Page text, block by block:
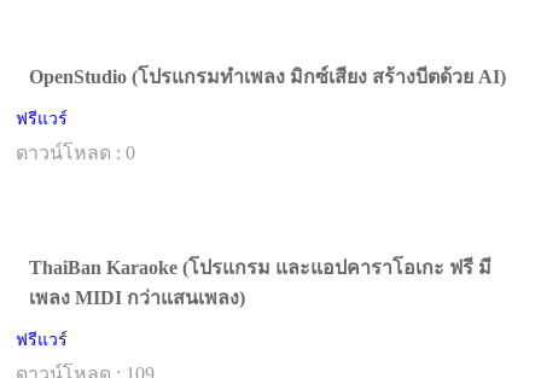
OpenStudio (โปรแกรมทำเพลง มิกซ์เสียง สร้างบีตด้วย AI)
ฟรีแวร์
ดาวน์โหลด : 0
ThaiBan Karaoke (โปรแกรม และแอปคาราโอเกะ ฟรี มี
เพลง MIDI กว่าแสนเพลง)
ฟรีแวร์
ดาวน์โหลด : 109